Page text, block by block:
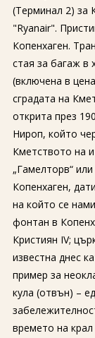
(Терминал 2) за
"Ryanair".
Копенхаген.
стая за багаж в
(включена в
сградата на
открита през
Нироп, който
Кметството на
„Гамелторв“
Копенхаген,
на който се
фонтан в
Кристиян IV;
известна днес
пример за
кула (отвън) –
времето на